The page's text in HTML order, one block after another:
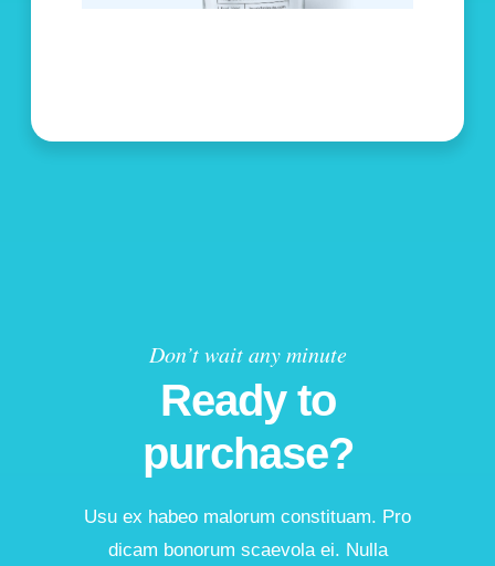
Don’t wait any minute
Ready to
purchase?
Usu ex habeo malorum constituam. Pro
dicam bonorum scaevola ei. Nulla